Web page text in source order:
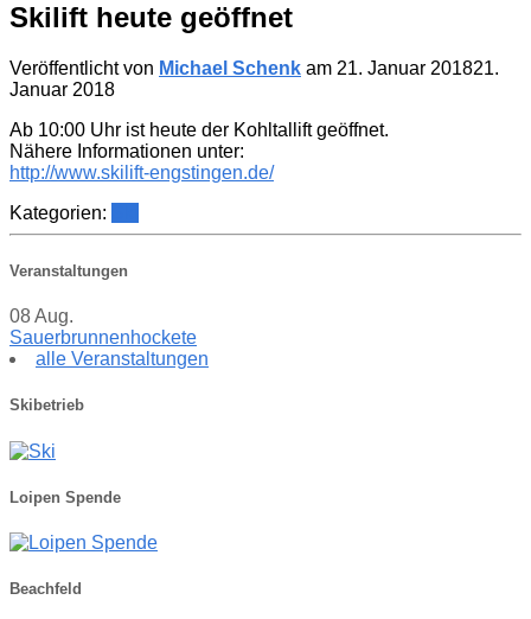
Skilift heute geöffnet
Veröffentlicht von Michael Schenk am 21. Januar 201821.
Januar 2018
Ab 10:00 Uhr ist heute der Kohltallift geöffnet.
Nähere Informationen unter:
http://www.skilift-engstingen.de/
Kategorien:
Veranstaltungen
08Aug.
Sauerbrunnenhockete
alle Veranstaltungen
Skibetrieb
Loipen Spende
Beachfeld